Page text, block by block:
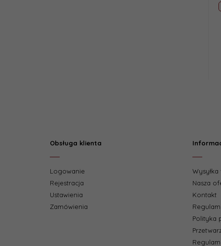
Obsługa klienta
Logowanie
Rejestracja
Ustawienia
Zamówienia
Wysyłka
Nasza
Kontakt
Polityka